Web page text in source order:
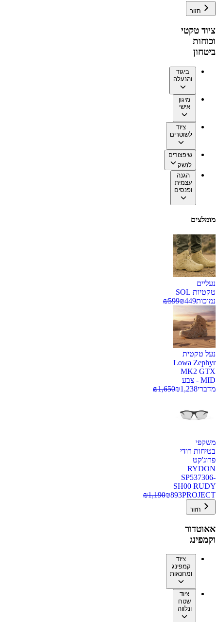
חזור
ציוד טקטי
וכוחות
ביטחון
ביגוד
והנעלה
מיגון
אישי
ציוד
לשוטרים
שיפצורים
לנשק
הגנה
עצמית
ופנסים
מומלצים
נעליים
טקטיות SOL
נמוכות
₪449
₪599
נעל טקטית
Lowa Zephyr
MK2 GTX
MID - צבע
מדברי
₪1,238
₪1,650
משקפי
בטיחות רודי
פרוג'קט
RYDON
SP537306-
SH00 RUDY
PROJECT
₪893
₪1,190
חזור
אאוטדור
וקמפינג
ציוד
קמפינג
ומחנאות
ציוד
שטח
ונלווה